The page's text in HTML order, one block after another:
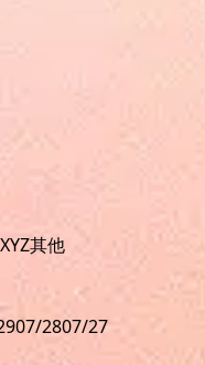
XYZ其他
07/2807/27